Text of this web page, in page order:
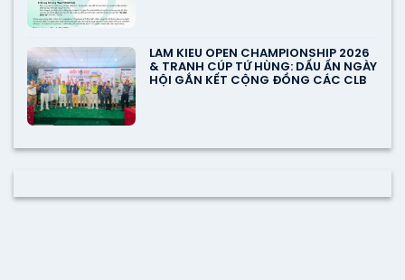
LAM KIEU OPEN CHAMPIONSHIP 2026
& TRANH CÚP TỨ HÙNG: DẤU ẤN NGÀY
HỘI GẮN KẾT CỘNG ĐỒNG CÁC CLB